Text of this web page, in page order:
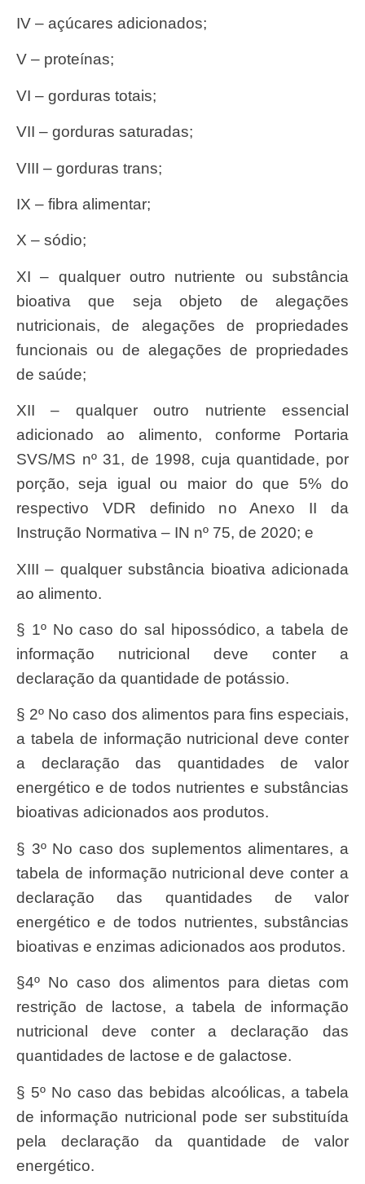
IV – açúcares adicionados;
V – proteínas;
VI – gorduras totais;
VII – gorduras saturadas;
VIII – gorduras trans;
IX – fibra alimentar;
X – sódio;
XI – qualquer outro nutriente ou substância
bioativa que seja objeto de alegações
nutricionais, de alegações de propriedades
funcionais ou de alegações de propriedades
de saúde;
XII – qualquer outro nutriente essencial
adicionado ao alimento, conforme Portaria
SVS/MS nº 31, de 1998, cuja quantidade, por
porção, seja igual ou maior do que 5% do
respectivo VDR definido no Anexo II da
Instrução Normativa – IN nº 75, de 2020; e
XIII – qualquer substância bioativa adicionada
ao alimento.
§ 1º No caso do sal hipossódico, a tabela de
informação nutricional deve conter a
declaração da quantidade de potássio.
§ 2º No caso dos alimentos para fins especiais,
a tabela de informação nutricional deve conter
a declaração das quantidades de valor
energético e de todos nutrientes e substâncias
bioativas adicionados aos produtos.
§ 3º No caso dos suplementos alimentares, a
tabela de informação nutricional deve conter a
declaração das quantidades de valor
energético e de todos nutrientes, substâncias
bioativas e enzimas adicionados aos produtos.
§4º No caso dos alimentos para dietas com
restrição de lactose, a tabela de informação
nutricional deve conter a declaração das
quantidades de lactose e de galactose.
§ 5º No caso das bebidas alcoólicas, a tabela
de informação nutricional pode ser substituída
pela declaração da quantidade de valor
energético.